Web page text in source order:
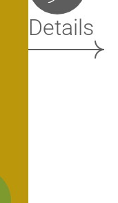
Details